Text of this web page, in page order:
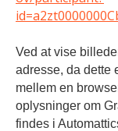
Ved at vise
adresse, da dette
mellem en
oplysninger om
findes i